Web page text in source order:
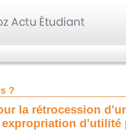
?
la rétrocession
d'utilité